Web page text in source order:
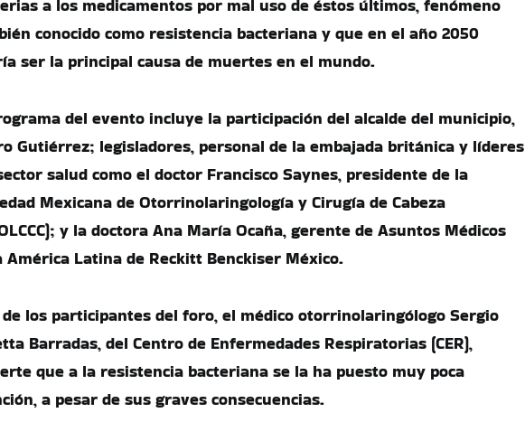
a los medicamentos por mal uso de éstos últimos, fenómeno
conocido como resistencia bacteriana y que en el año 2050
ser la principal causa de muertes en el mundo.
del evento incluye la participación del alcalde del municipio,
Gutiérrez; legisladores, personal de la embajada británica y líderes
salud como el doctor Francisco Saynes, presidente de la
Mexicana de Otorrinolaringología y Cirugía de Cabeza
y la doctora Ana María Ocaña, gerente de Asuntos Médicos
América Latina de Reckitt Benckiser México.
de los participantes del foro, el médico otorrinolaringólogo Sergio
Barradas, del Centro de Enfermedades Respiratorias (CER),
que a la resistencia bacteriana se la ha puesto muy poca
a pesar de sus graves consecuencias.